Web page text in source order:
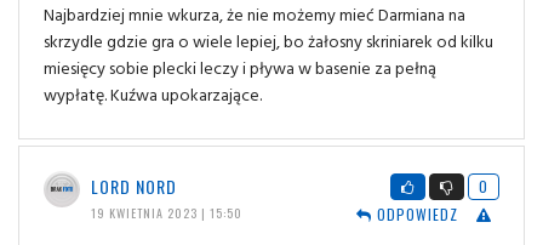
Najbardziej mnie wkurza, że nie możemy mieć Darmiana na
skrzydle gdzie gra o wiele lepiej, bo żałosny skriniarek od kilku
miesięcy sobie plecki leczy i pływa w basenie za pełną
wypłatę. Kuźwa upokarzające.
LORD NORD
19 KWIETNIA 2023 | 15:50
0
ODPOWIEDZ